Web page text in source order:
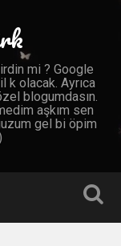
mi ? Google
olacak. Ayrıca
blogumdasın.
aşkım sen
gel bi öpim